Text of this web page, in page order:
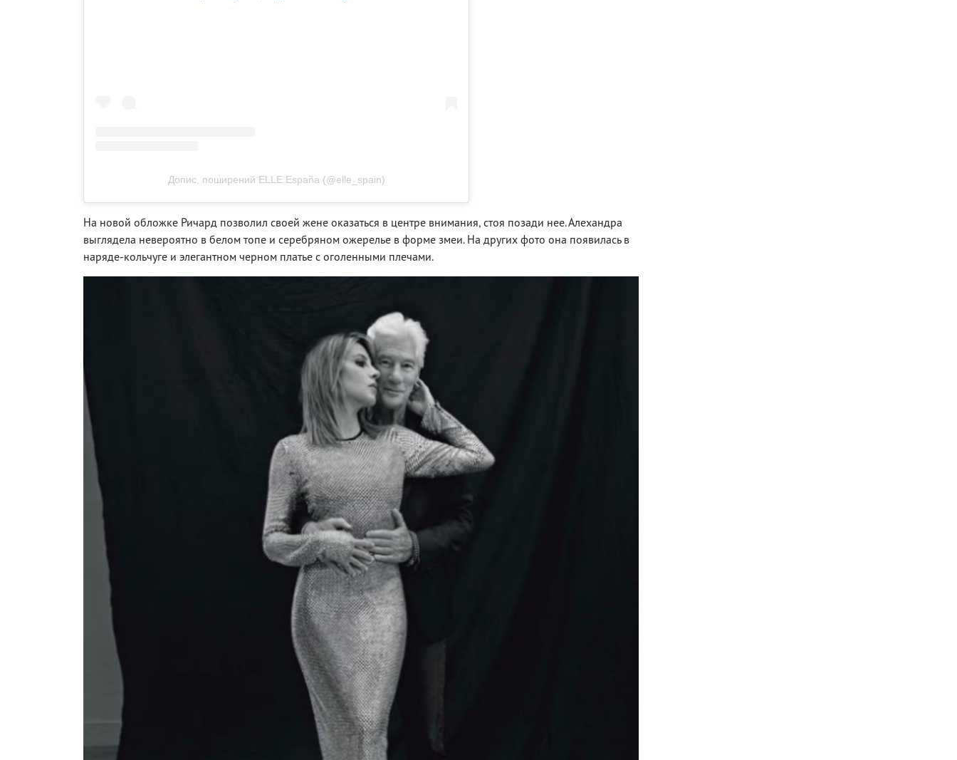
Допис, поширений ELLE España (@elle_spain)
На новой обложке Ричард позволил своей жене оказаться в центре внимания, стоя позади нее. Алехандра
выглядела невероятно в белом топе и серебряном ожерелье в форме змеи. На других фото она появилась в
наряде-кольчуге и элегантном черном платье с оголенными плечами.